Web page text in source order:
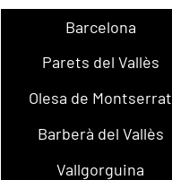
Barcelona
Parets del Vallès
Olesa de Montserrat
Barberà del Vallès
Vallgorguina